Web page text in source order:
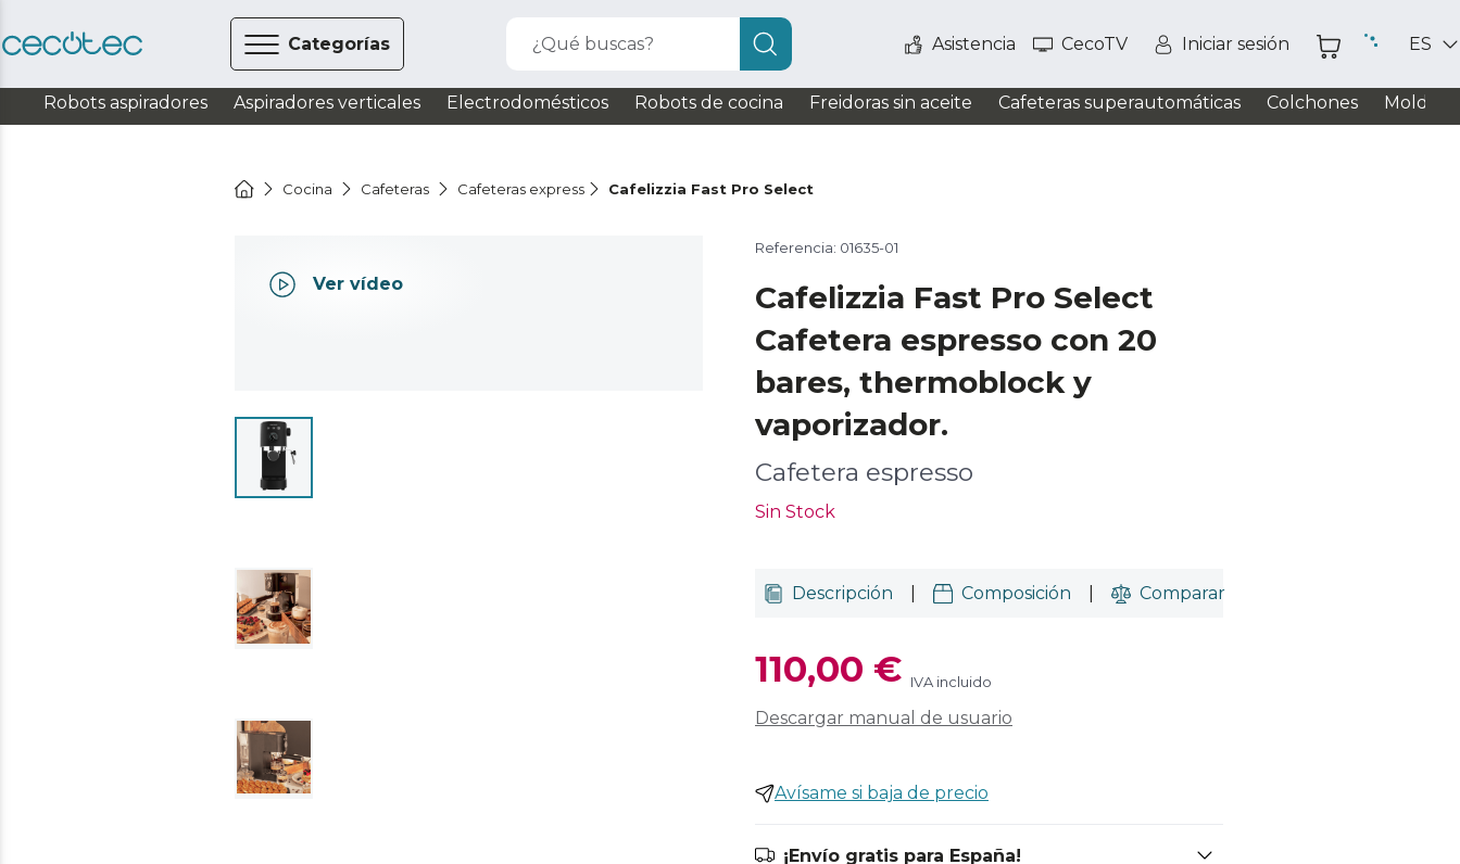
Categorías ¿Qué buscas? Asistencia CecoTV Iniciar sesión ES
Robots aspiradores Aspiradores verticales Electrodomésticos Robots de cocina Freidoras sin aceite Cafeteras superautomáticas Colchones
Cocina Cafeteras Cafeteras express Cafelizzia Fast Pro Select
Ver vídeo
Referencia: 01635-01
Cafelizzia Fast Pro Select
Cafetera espresso con 20
bares, thermoblock y
vaporizador.
Cafetera espresso
Sin Stock
Descripción Composición Comparar
110,00 € IVA incluido
Descargar manual de usuario
Avísame si baja de precio
¡Envío gratis para España!